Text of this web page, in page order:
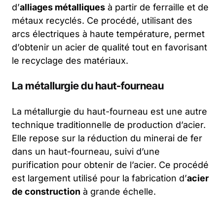
d’alliages métalliques à partir de ferraille et de
métaux recyclés. Ce procédé, utilisant des
arcs électriques à haute température, permet
d’obtenir un acier de qualité tout en favorisant
le recyclage des matériaux.
La métallurgie du haut-fourneau
La métallurgie du haut-fourneau est une autre
technique traditionnelle de production d’acier.
Elle repose sur la réduction du minerai de fer
dans un haut-fourneau, suivi d’une
purification pour obtenir de l’acier. Ce procédé
est largement utilisé pour la fabrication d’acier
de construction à grande échelle.